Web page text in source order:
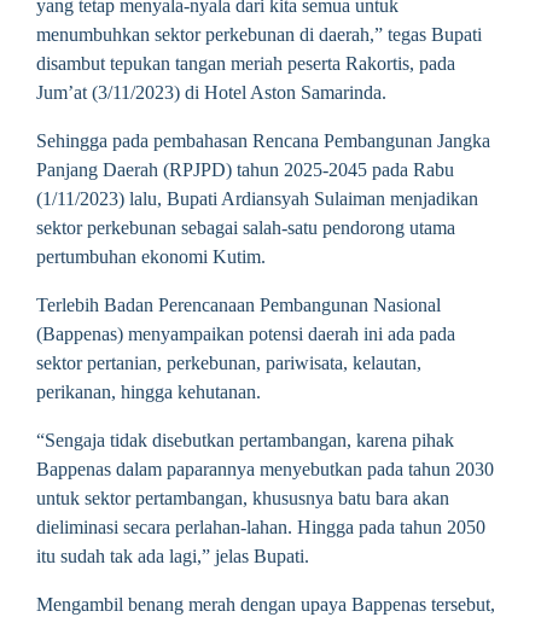
yang tetap menyala-nyala dari kita semua untuk
menumbuhkan sektor perkebunan di daerah,” tegas Bupati
disambut tepukan tangan meriah peserta Rakortis, pada
Jum’at (3/11/2023) di Hotel Aston Samarinda.
Sehingga pada pembahasan Rencana Pembangunan Jangka
Panjang Daerah (RPJPD) tahun 2025-2045 pada Rabu
(1/11/2023) lalu, Bupati Ardiansyah Sulaiman menjadikan
sektor perkebunan sebagai salah-satu pendorong utama
pertumbuhan ekonomi Kutim.
Terlebih Badan Perencanaan Pembangunan Nasional
(Bappenas) menyampaikan potensi daerah ini ada pada
sektor pertanian, perkebunan, pariwisata, kelautan,
perikanan, hingga kehutanan.
“Sengaja tidak disebutkan pertambangan, karena pihak
Bappenas dalam paparannya menyebutkan pada tahun 2030
untuk sektor pertambangan, khususnya batu bara akan
dieliminasi secara perlahan-lahan. Hingga pada tahun 2050
itu sudah tak ada lagi,” jelas Bupati.
Mengambil benang merah dengan upaya Bappenas tersebut,